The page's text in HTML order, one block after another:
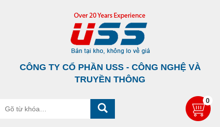
CÔNG TY CỔ PHẦN USS - CÔNG NGHỆ VÀ
TRUYỀN THÔNG
0